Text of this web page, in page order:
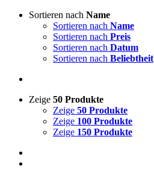
Sortieren nach Name
Sortieren nach Name
Sortieren nach Preis
Sortieren nach Datum
Sortieren nach Beliebtheit
Zeige 50 Produkte
Zeige 50 Produkte
Zeige 100 Produkte
Zeige 150 Produkte